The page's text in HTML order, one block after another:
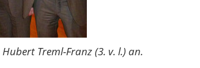
Treml-Franz (3. v. l.) an.